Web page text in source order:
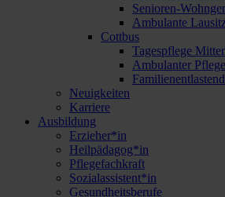
Senioren-
Ambulante
Cottbus
Tagespflege
Ambulanter
Neuigkeiten
Karriere
Ausbildung
Erzieher*in
Heilpädagog*in
Pflegefachkraft
Sozialassistent*in
Gesundheitsberufe